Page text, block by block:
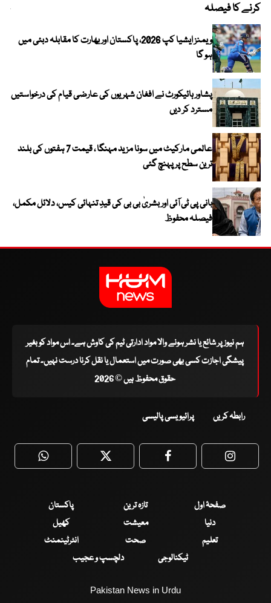
کرنے کا فیصلہ
ویمنز ایشیا کپ 2026، پاکستان اور بھارت کا مقابلہ دبئی میں
ہو گا
پشاور ہائیکورٹ نے افغان شہریوں کی عارضی قیام کی درخواستیں
مسترد کر دیں
عالمی مارکیٹ میں سونا مزید مہنگا ، قیمت 7 ہفتوں کی بلند
ترین سطح پر پہنچ گئی
بانی پی ٹی آئی اور بشریٰ بی بی کی قیدِ تنہائی کیس، دلائل مکمل،
فیصلہ محفوظ
ہم نیوز پر شائع یا نشر ہونے والا مواد ادارتی ٹیم کی کاوش ہے۔ اس مواد کو بغیر
پیشگی اجازت کسی بھی صورت میں استعمال یا نقل کرنا درست نہیں۔ تمام
حقوق محفوظ ہیں © 2026
رابطہ کریں پرائیویسی پالیسی
WhatsApp Twitter Facebook
صفحۂ اول تازہ ترین
پاکستان
دنیا
معیشت
کھیل
تعلیم
صحت
انٹرٹینمنٹ
ٹیکنالوجی
دلچسپ و عجیب
Pakistan News in Urdu